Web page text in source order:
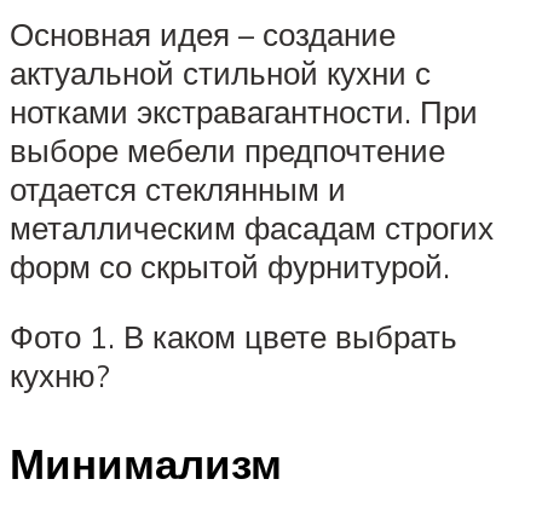
Основная идея – создание
актуальной стильной кухни с
нотками экстравагантности. При
выборе мебели предпочтение
отдается стеклянным и
металлическим фасадам строгих
форм со скрытой фурнитурой.
Фото 1. В каком цвете выбрать
кухню?
Минимализм